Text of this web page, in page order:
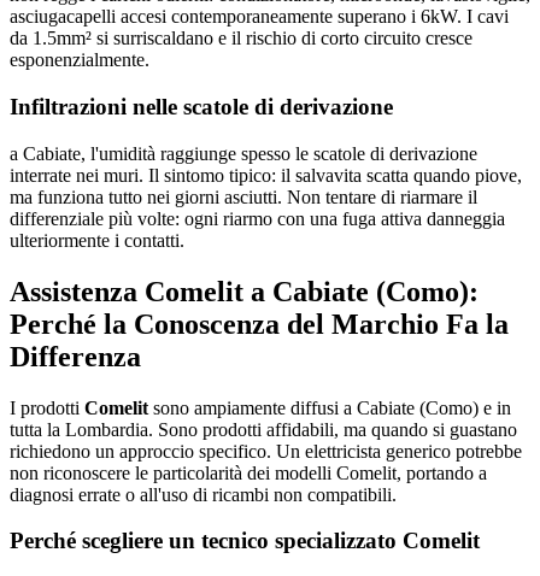
asciugacapelli accesi contemporaneamente superano i 6kW. I cavi
da 1.5mm² si surriscaldano e il rischio di corto circuito cresce
esponenzialmente.
Infiltrazioni nelle scatole di derivazione
a Cabiate, l'umidità raggiunge spesso le scatole di derivazione
interrate nei muri. Il sintomo tipico: il salvavita scatta quando piove,
ma funziona tutto nei giorni asciutti. Non tentare di riarmare il
differenziale più volte: ogni riarmo con una fuga attiva danneggia
ulteriormente i contatti.
Assistenza Comelit a Cabiate (Como):
Perché la Conoscenza del Marchio Fa la
Differenza
I prodotti Comelit sono ampiamente diffusi a Cabiate (Como) e in
tutta la Lombardia. Sono prodotti affidabili, ma quando si guastano
richiedono un approccio specifico. Un elettricista generico potrebbe
non riconoscere le particolarità dei modelli Comelit, portando a
diagnosi errate o all'uso di ricambi non compatibili.
Perché scegliere un tecnico specializzato Comelit